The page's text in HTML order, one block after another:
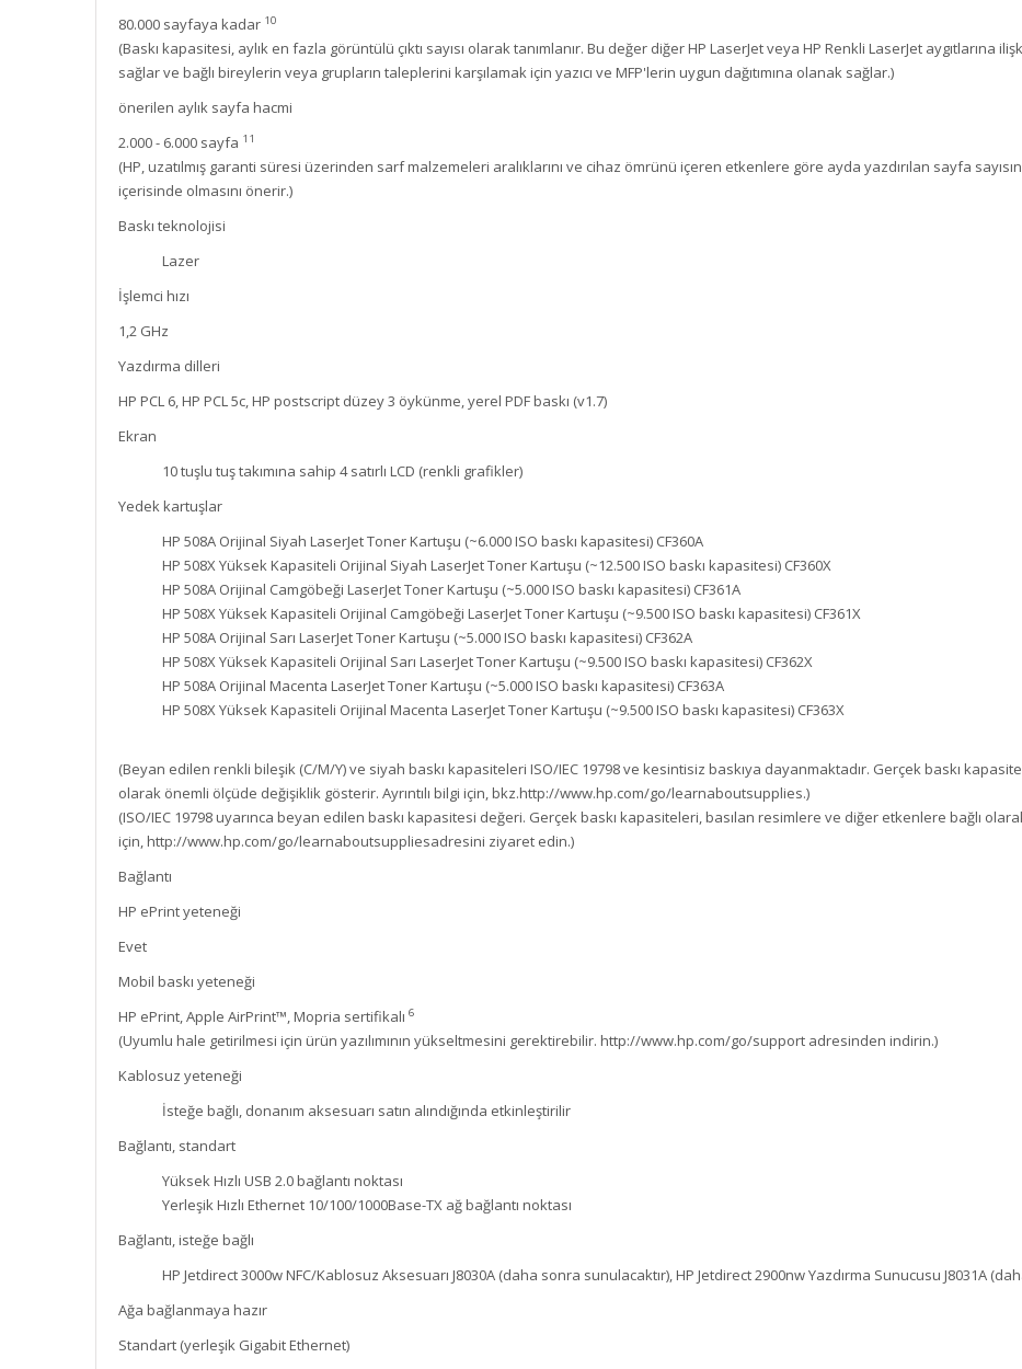
80.000 sayfaya kadar 10
(Baskı kapasitesi, aylık en fazla görüntülü çıktı sayısı olarak tanımlanır. Bu değer diğer HP LaserJet veya HP Renkli LaserJet aygıtlarına
sağlar ve bağlı bireylerin veya grupların taleplerini karşılamak için yazıcı ve MFP'lerin uygun dağıtımına olanak sağlar.)
önerilen aylık sayfa hacmi
2.000 - 6.000 sayfa 11
(HP, uzatılmış garanti süresi üzerinden sarf malzemeleri aralıklarını ve cihaz ömrünü içeren etkenlere göre ayda yazdırılan sayfa
içerisinde olmasını önerir.)
Baskı teknolojisi
Lazer
İşlemci hızı
1,2 GHz
Yazdırma dilleri
HP PCL 6, HP PCL 5c, HP postscript düzey 3 öykünme, yerel PDF baskı (v1.7)
Ekran
10 tuşlu tuş takımına sahip 4 satırlı LCD (renkli grafikler)
Yedek kartuşlar
HP 508A Orijinal Siyah LaserJet Toner Kartuşu (~6.000 ISO baskı kapasitesi) CF360A
HP 508X Yüksek Kapasiteli Orijinal Siyah LaserJet Toner Kartuşu (~12.500 ISO baskı kapasitesi) CF360X
HP 508A Orijinal Camgöbeği LaserJet Toner Kartuşu (~5.000 ISO baskı kapasitesi) CF361A
HP 508X Yüksek Kapasiteli Orijinal Camgöbeği LaserJet Toner Kartuşu (~9.500 ISO baskı kapasitesi) CF361X
HP 508A Orijinal Sarı LaserJet Toner Kartuşu (~5.000 ISO baskı kapasitesi) CF362A
HP 508X Yüksek Kapasiteli Orijinal Sarı LaserJet Toner Kartuşu (~9.500 ISO baskı kapasitesi) CF362X
HP 508A Orijinal Macenta LaserJet Toner Kartuşu (~5.000 ISO baskı kapasitesi) CF363A
HP 508X Yüksek Kapasiteli Orijinal Macenta LaserJet Toner Kartuşu (~9.500 ISO baskı kapasitesi) CF363X
(Beyan edilen renkli bileşik (C/M/Y) ve siyah baskı kapasiteleri ISO/IEC 19798 ve kesintisiz baskıya dayanmaktadır. Gerçek baskı
olarak önemli ölçüde değişiklik gösterir. Ayrıntılı bilgi için, bkz.http://www.hp.com/go/learnaboutsupplies.)
(ISO/IEC 19798 uyarınca beyan edilen baskı kapasitesi değeri. Gerçek baskı kapasiteleri, basılan resimlere ve diğer etkenlere bağlı
için, http://www.hp.com/go/learnaboutsuppliesadresini ziyaret edin.)
Bağlantı
HP ePrint yeteneği
Evet
Mobil baskı yeteneği
HP ePrint, Apple AirPrint™, Mopria sertifikalı 6
(Uyumlu hale getirilmesi için ürün yazılımının yükseltmesini gerektirebilir. http://www.hp.com/go/support adresinden indirin.)
Kablosuz yeteneği
İsteğe bağlı, donanım aksesuarı satın alındığında etkinleştirilir
Bağlantı, standart
Yüksek Hızlı USB 2.0 bağlantı noktası
Yerleşik Hızlı Ethernet 10/100/1000Base-TX ağ bağlantı noktası
Bağlantı, isteğe bağlı
HP Jetdirect 3000w NFC/Kablosuz Aksesuarı J8030A (daha sonra sunulacaktır), HP Jetdirect 2900nw Yazdırma Sunucusu J8031A
Ağa bağlanmaya hazır
Standart (yerleşik Gigabit Ethernet)